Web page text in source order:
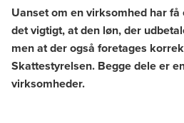
Uanset om en virksomhed har
det vigtigt, at den løn, der
men at der også foretages
Skattestyrelsen. Begge dele er
virksomheder.